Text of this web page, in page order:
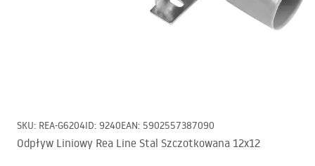
SKU: REA-G6204ID: 9240EAN: 5902557387090
Odpływ Liniowy Rea Line Stal Szczotkowana 12x12